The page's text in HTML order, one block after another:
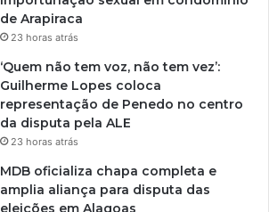
de Arapiraca
23 horas atrás
‘Quem não tem voz, não tem vez’:
Guilherme Lopes coloca
representação de Penedo no centro
da disputa pela ALE
23 horas atrás
MDB oficializa chapa completa e
amplia aliança para disputa das
eleições em Alagoas